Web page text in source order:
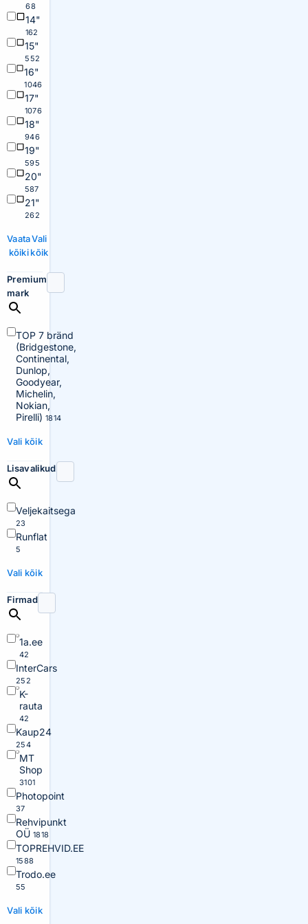
68
14"
162
15"
552
16"
1046
17"
1076
18"
946
19"
595
20"
587
21"
262
Vaata
kõiki
Vali
kõik
Premium
mark
TOP 7 bränd
(Bridgestone,
Continental,
Dunlop,
Goodyear,
Michelin,
Nokian,
Pirelli) 1814
Vali kõik
Lisavalikud
Veljekaitsega
23
Runflat
5
Vali kõik
Firmad
1a.ee
42
InterCars
252
K-
rauta
42
Kaup24
254
MT
Shop
3101
Photopoint
37
Rehvipunkt
OÜ 1818
TOPREHVID.EE
1588
Trodo.ee
55
Vali kõik